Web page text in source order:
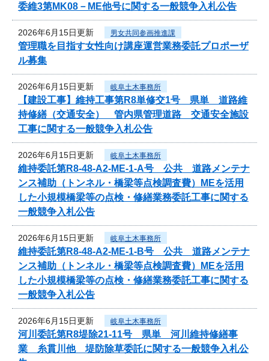
委維3第MK08－ME他号に関する一般競争入札公告
2026年6月15日更新 男女共同参画推進課
管理職を目指す女性向け講座運営業務委託プロポーザ
ル募集
2026年6月15日更新 岐阜土木事務所
【建設工事】維持工事第R8単修交1号 県単 道路維
持修繕（交通安全） 管内県管理道路 交通安全施設
工事に関する一般競争入札公告
2026年6月15日更新 岐阜土木事務所
維持委託第R8-48-A2-ME-1-A号 公共 道路メンテナ
ンス補助（トンネル・橋梁等点検調査費）MEを活用
した小規模橋梁等の点検・修繕業務委託工事に関する
一般競争入札公告
2026年6月15日更新 岐阜土木事務所
維持委託第R8-48-A2-ME-1-B号 公共 道路メンテナ
ンス補助（トンネル・橋梁等点検調査費）MEを活用
した小規模橋梁等の点検・修繕業務委託工事に関する
一般競争入札公告
2026年6月15日更新 岐阜土木事務所
河川委託第R8堤除21-11号 県単 河川維持修繕事
業 糸貫川他 堤防除草委託に関する一般競争入札公